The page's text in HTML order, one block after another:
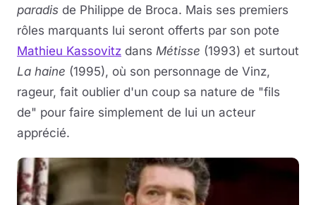
Musique
Sortir
Sciences & Tech
Forum
paradis de Philippe de Broca. Mais ses premiers
rôles marquants lui seront offerts par son pote
Mathieu Kassovitz dans Métisse (1993) et surtout
La haine (1995), où son personnage de Vinz,
rageur, fait oublier d'un coup sa nature de "fils
de" pour faire simplement de lui un acteur
apprécié.